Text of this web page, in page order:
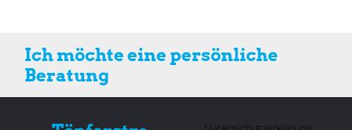
Ich möchte eine persönliche
Beratung